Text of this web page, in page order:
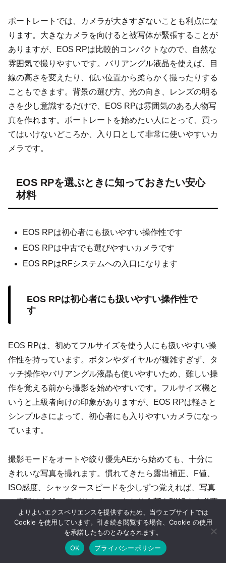
ポートレートでは、カメラが大きすぎないことも利点にな
ります。大きなカメラを向けると被写体が緊張することが
ありますが、EOS RPは比較的コンパクトなので、自然な
雰囲気で撮りやすいです。バリアングル液晶を使えば、目
線の高さを変えたり、低い位置から柔らかく撮ったりする
こともできます。背景の選び方、光の向き、レンズの明る
さを少し意識するだけで、EOS RPは雰囲気のある人物写
真を作れます。ポートレートを始めたい人にとって、買っ
てはいけないどころか、入り口として非常に使いやすいカ
メラです。
EOS RPを選ぶときに知っておきたい安心
材料
EOS RPは初心者にも扱いやすい操作性です
EOS RPは中古でも選びやすいカメラです
EOS RPはRFシステムへの入口になります
EOS RPは初心者にも扱いやすい操作性で
す
EOS RPは、初めてフルサイズを使う人にも扱いやすい操
作性を持っています。ボタンやダイヤルが複雑すぎず、タ
ッチ操作やバリアングル液晶も使いやすいため、難しい操
作を覚える前から撮影を始めやすいです。フルサイズ機と
いうと上級者向けの印象がありますが、EOS RPは軽さと
シンプルさによって、初心者にも入りやすいカメラになっ
ています。
撮影モードをオートや絞り優先AEから始めても、十分に
きれいな写真を撮れます。慣れてきたら露出補正、F値、
ISO感度、シャッタースピードを少しずつ覚えれば、写真
の表現は自然に広がります。いきなり全部を理解する必要
はありません。EOS RPは、カメラ任せで撮っても楽しめ
て、少しずつ設定を覚える余地もあります。この段階的に
成長できる感じが、フルサイズ入門機としての良さです。
シェア 目次へ トップ
よりよいエクスペリエンスを提供するため、当ウェブサイトでは
Cookie を使用しています。引き続き閲覧する場合、Cookie の使用
を承諾したものとみなされます。
OK
プライバシーポリシー